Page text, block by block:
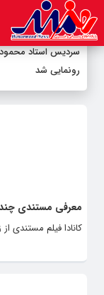
سردیس استاد
رونمایی شد
معرفی مستندی چند
کانادا فیلم مستندی